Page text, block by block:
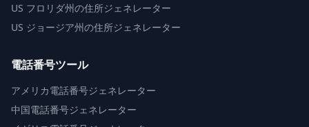
US フロリダ州の住所ジェネレーター
US ジョージア州の住所ジェネレーター
電話番号ツール
アメリカ電話番号ジェネレーター
中国電話番号ジェネレーター